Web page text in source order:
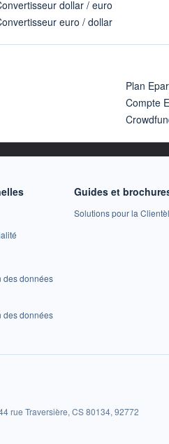
dollar / euro
euro / dollar
Plan
Compte
des données
des données
Guides et
Solutions pour la
rue Traversière, CS 80134, 92772